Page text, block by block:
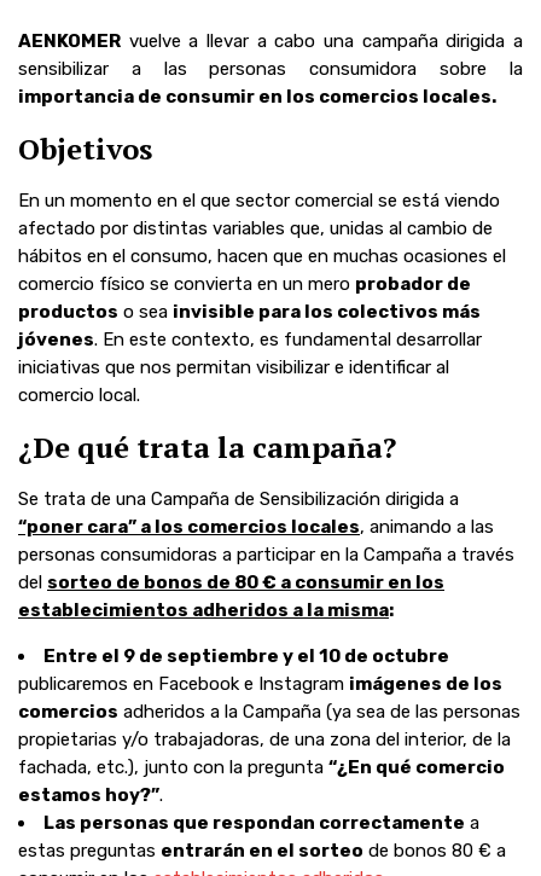
AENKOMER vuelve a llevar a cabo una campaña dirigida a
sensibilizar a las personas consumidora sobre la
importancia de consumir en los comercios locales.
Objetivos
En un momento en el que sector comercial se está viendo
afectado por distintas variables que, unidas al cambio de
hábitos en el consumo, hacen que en muchas ocasiones el
comercio físico se convierta en un mero probador de
productos o sea invisible para los colectivos más
jóvenes. En este contexto, es fundamental desarrollar
iniciativas que nos permitan visibilizar e identificar al
comercio local.
¿De qué trata la campaña?
Se trata de una Campaña de Sensibilización dirigida a
“poner cara” a los comercios locales, animando a las
personas consumidoras a participar en la Campaña a través
del sorteo de bonos de 80 € a consumir en los
establecimientos adheridos a la misma:
Entre el 9 de septiembre y el 10 de octubre
publicaremos en Facebook e Instagram imágenes de los
comercios adheridos a la Campaña (ya sea de las personas
propietarias y/o trabajadoras, de una zona del interior, de la
fachada, etc.), junto con la pregunta “¿En qué comercio
estamos hoy?”.
Las personas que respondan correctamente a
estas preguntas entrarán en el sorteo de bonos 80 € a